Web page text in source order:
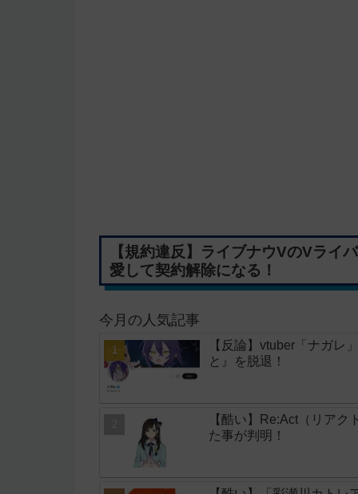
【規約違反】ライブナウVのVライ
愛して契約解除になる！
今月の人気記事
【反論】vtuber「ナガレ
と』を脱退！
【酷い】Re:Act（リア
た事が判明！